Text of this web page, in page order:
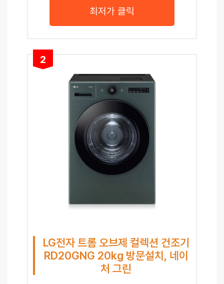
최저가 클릭
2
LG전자 트롬 오브제 컬렉션 건조기
RD20GNG 20kg 방문설치, 네이
처 그린